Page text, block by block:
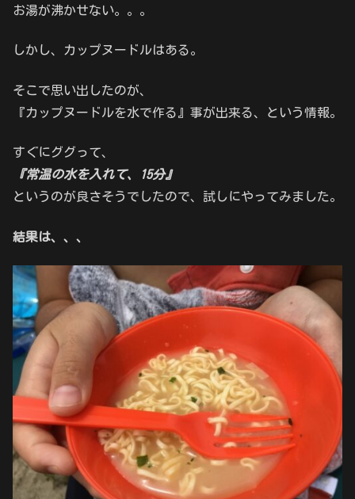
お湯が沸かせない。。。
しかし、カップヌードルはある。
そこで思い出したのが、
『カップヌードルを水で作る』事が出来る、という情報。
すぐにググって、
『常温の水を入れて、15分』
というのが良さそうでしたので、試しにやってみました。
結果は、、、